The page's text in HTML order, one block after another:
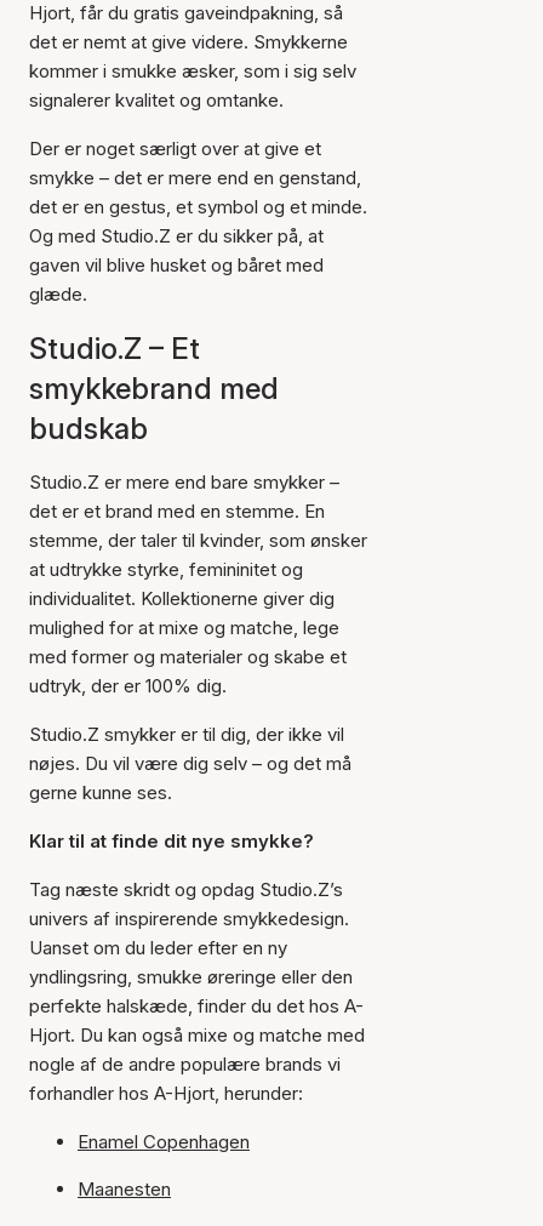
Hjort, får du gratis gaveindpakning, så
det er nemt at give videre. Smykkerne
kommer i smukke æsker, som i sig selv
signalerer kvalitet og omtanke.
Der er noget særligt over at give et
smykke – det er mere end en genstand,
det er en gestus, et symbol og et minde.
Og med Studio.Z er du sikker på, at
gaven vil blive husket og båret med
glæde.
Studio.Z – Et
smykkebrand med
budskab
Studio.Z er mere end bare smykker –
det er et brand med en stemme. En
stemme, der taler til kvinder, som ønsker
at udtrykke styrke, femininitet og
individualitet. Kollektionerne giver dig
mulighed for at mixe og matche, lege
med former og materialer og skabe et
udtryk, der er 100% dig.
Studio.Z smykker er til dig, der ikke vil
nøjes. Du vil være dig selv – og det må
gerne kunne ses.
Klar til at finde dit nye smykke?
Tag næste skridt og opdag Studio.Z’s
univers af inspirerende smykkedesign.
Uanset om du leder efter en ny
yndlingsring, smukke øreringe eller den
perfekte halskæde, finder du det hos A-
Hjort. Du kan også mixe og matche med
nogle af de andre populære brands vi
forhandler hos A-Hjort, herunder:
Enamel Copenhagen
Maanesten